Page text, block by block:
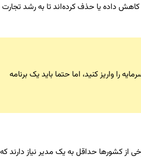
داده یا حذف کرده‌اند تا به رشد تجارت
را واریز کنید، اما حتما باید یک برنامه
از کشورها حداقل به یک مدیر نیاز دارند که